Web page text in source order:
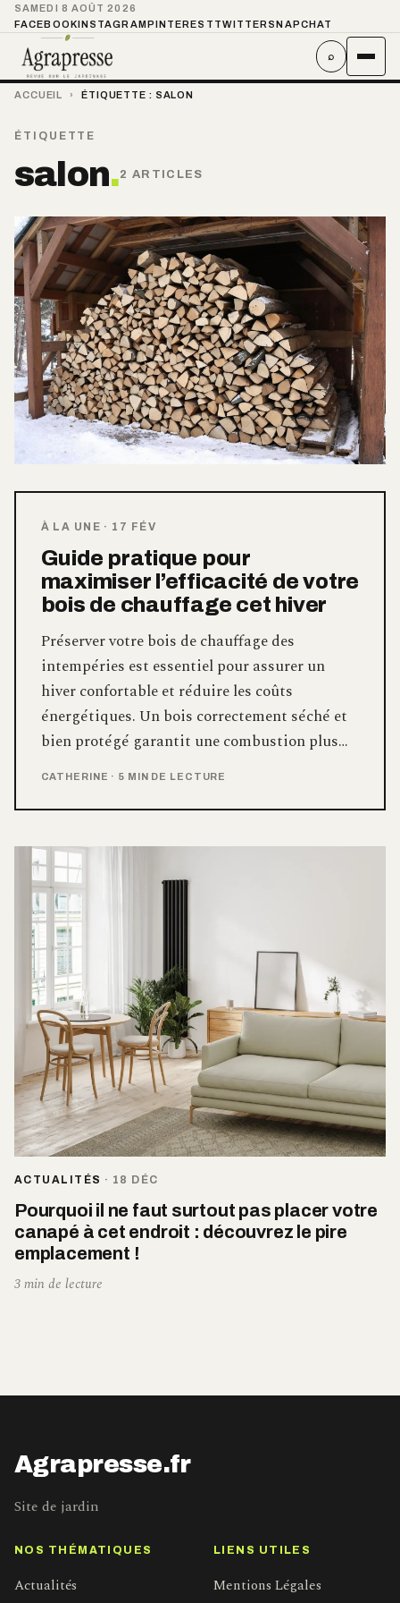
SAMEDI 8 AOÛT 2026
FACEBOOKINSTAGRAMPINTEREST TWITTER SNAPCHAT
⌕
ACCUEIL › ÉTIQUETTE : SALON
ÉTIQUETTE
salon.2 ARTICLES
À LA UNE · 17 FÉV
Guide pratique pour
maximiser l’efficacité de votre
bois de chauffage cet hiver
Préserver votre bois de chauffage des
intempéries est essentiel pour assurer un
hiver confortable et réduire les coûts
énergétiques. Un bois correctement séché et
bien protégé garantit une combustion plus…
CATHERINE · 5 MIN DE LECTURE
ACTUALITÉS · 18 DÉC
Pourquoi il ne faut surtout pas placer votre
canapé à cet endroit : découvrez le pire
emplacement !
3 min de lecture
Agrapresse.fr
Site de jardin
NOS THÉMATIQUES
Actualités
LIENS UTILES
Mentions Légales